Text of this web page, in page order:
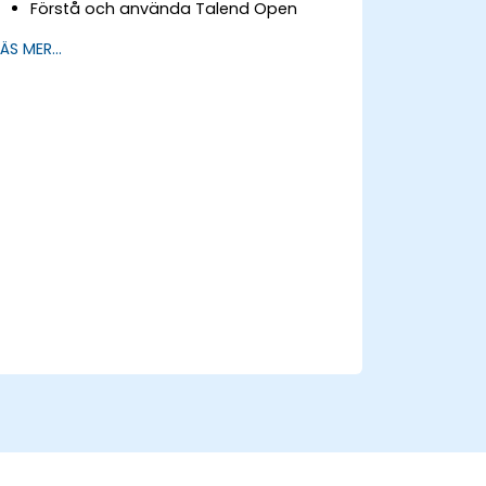
Förstå och använda Talend Open
Integrera vilket program, databas, API
kod.
MER...